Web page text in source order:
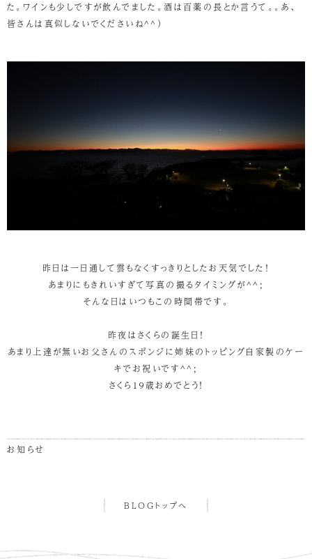
た。ワインも少しですが飲んでました。酒は百薬の長とか言うて。。あ、
皆さんは真似しないでくださいね^^）
昨日は一日通して雲もなくすっきりとしたお天気でした！
あまりにもきれいすぎて写真の撮るタイミングが^^;
そんな日はいつもこの時間帯です。
昨夜はさくらの誕生日！
あまり上達が無いお父さんのスポンジに姉妹のトッピング自家製のケー
キでお祝いです^^;
さくら１９歳おめでとう！
お知らせ
BLOGトップへ